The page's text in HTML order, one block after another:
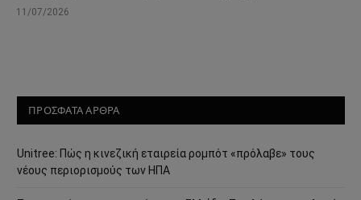
11/07/2026
ΠΡΟΣΦΑΤΑ ΑΡΘΡΑ
Unitree: Πώς η κινεζική εταιρεία ρομπότ «πρόλαβε» τους
νέους περιορισμούς των ΗΠΑ